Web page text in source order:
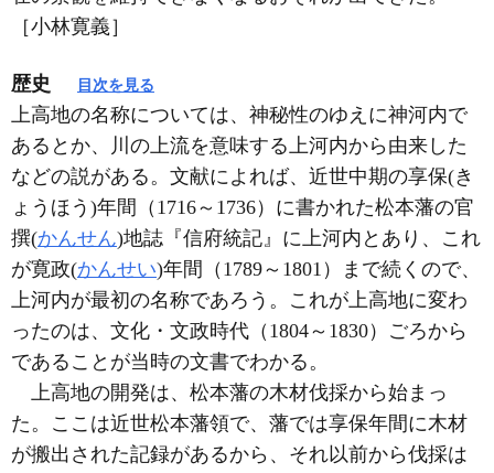
［小林寛義］
歴史 目次を見る
上高地の名称については、神秘性のゆえに神河内で
あるとか、川の上流を意味する上河内から由来した
などの説がある。文献によれば、近世中期の享保(き
ょうほう)年間（1716～1736）に書かれた松本藩の官
撰(かんせん)地誌『信府統記』に上河内とあり、これ
が寛政(かんせい)年間（1789～1801）まで続くので、
上河内が最初の名称であろう。これが上高地に変わ
ったのは、文化・文政時代（1804～1830）ごろから
であることが当時の文書でわかる。
上高地の開発は、松本藩の木材伐採から始まっ
た。ここは近世松本藩領で、藩では享保年間に木材
が搬出された記録があるから、それ以前から伐採は